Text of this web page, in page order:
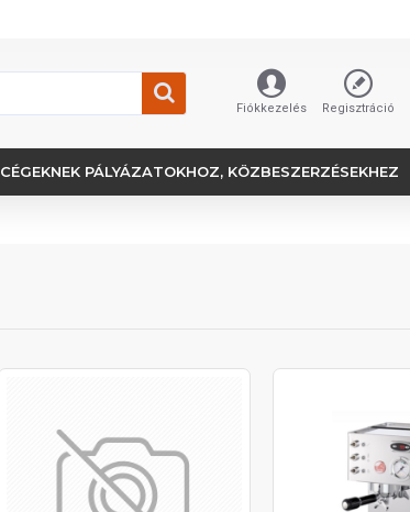
Fiókkezelés Regisztráció
CÉGEKNEK PÁLYÁZATOKHOZ, KÖZBESZERZÉSEKHEZ